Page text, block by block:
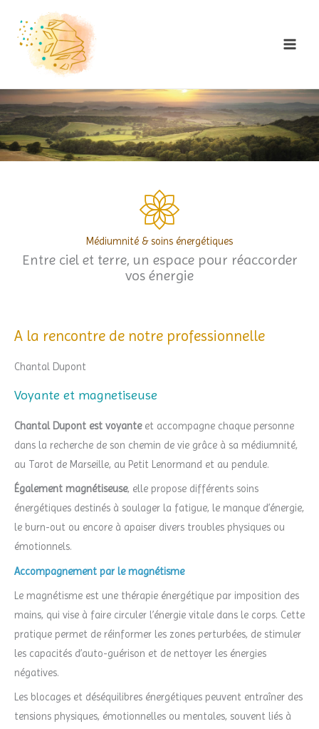
content
Médiumnité & soins énergétiques
Entre ciel et terre, un espace pour réaccorder
vos énergie
A la rencontre de notre professionnelle
Chantal Dupont
Voyante et magnetiseuse
Chantal Dupont est voyanteet accompagne chaque personne
dans la recherche de son chemin de vie grâce à sa médiumnité,
au Tarot de Marseille, au Petit Lenormand et au pendule.
Également magnétiseuse, elle propose différents soins
énergétiques destinés à soulager la fatigue, le manque d’énergie,
le burn-out ou encore à apaiser divers troubles physiques ou
émotionnels.
Accompagnement par le magnétisme
Le magnétisme est une thérapie énergétique par imposition des
mains, qui vise à faire circuler l’énergie vitale dans le corps. Cette
pratique permet de réinformer les zones perturbées, de stimuler
les capacités d’auto-guérison et de nettoyer les énergies
négatives.
Les blocages et déséquilibres énergétiques peuvent entraîner des
tensions physiques, émotionnelles ou mentales, souvent liés à